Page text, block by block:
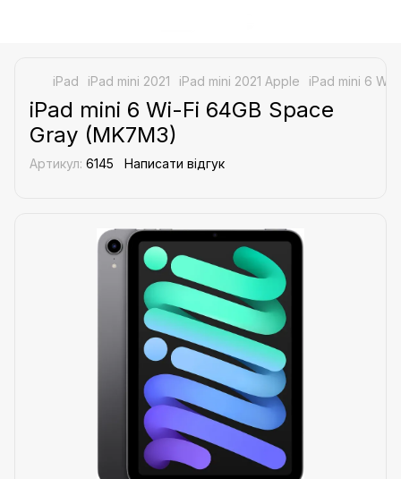
iPad iPad mini 2021 iPad mini 2021 Apple iPad mini 6
iPad mini 6 Wi-Fi 64GB Space
Gray (MK7M3)
Артикул: 6145 Написати відгук